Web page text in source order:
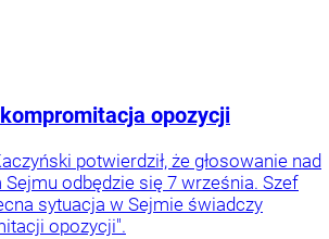
opozycji
potwierdził, że głosowanie nad
odbędzie się 7 września. Szef
sytuacja w Sejmie świadczy
opozycji".